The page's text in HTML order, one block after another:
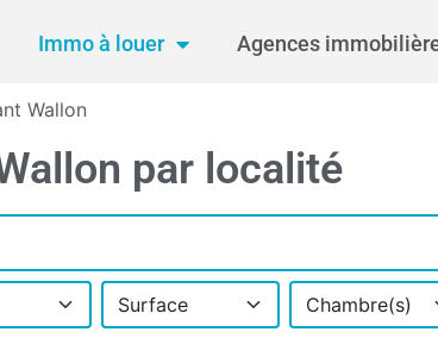
Immo à louer Agences
Wallon
par localité
Surface Chambre(s)